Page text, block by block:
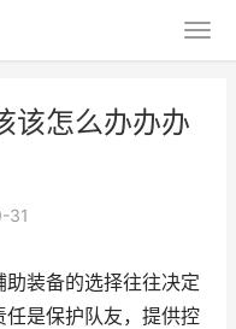
该怎么办办办
31
装备的选择往往决定
是保护队友，提供控